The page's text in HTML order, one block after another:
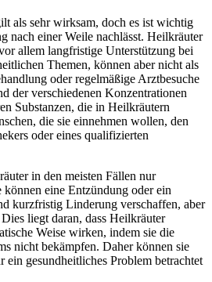
als sehr wirksam, doch es ist wichtig
nach einer Weile nachlässt. Heilkräuter
allem langfristige Unterstützung bei
Themen, können aber nicht als
oder regelmäßige Arztbesuche
der verschiedenen Konzentrationen
Substanzen, die in Heilkräutern
die sie einnehmen wollen, den
oder eines qualifizierten
in den meisten Fällen nur
eine Entzündung oder ein
kurzfristig Linderung verschaffen, aber
liegt daran, dass Heilkräuter
Weise wirken, indem sie die
nicht bekämpfen. Daher können sie
gesundheitliches Problem betrachtet